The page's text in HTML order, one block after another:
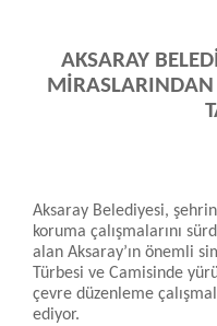
AKSARAY
MİRASLARINDAN
Aksaray Belediyesi,
koruma çalışmalarını
alan Aksaray’ın önemli
Türbesi ve Camisinde
çevre düzenleme
ediyor.